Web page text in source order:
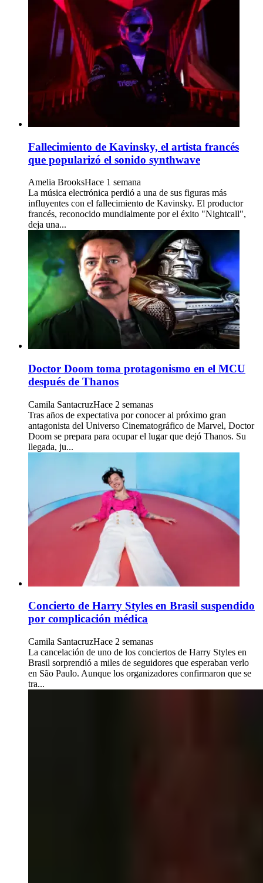
Fallecimiento de Kavinsky, el artista francés
que popularizó el sonido synthwave
Amelia BrooksHace 1 semana
La música electrónica perdió a una de sus figuras más
influyentes con el fallecimiento de Kavinsky. El productor
francés, reconocido mundialmente por el éxito "Nightcall",
deja una...
Doctor Doom toma protagonismo en el MCU
después de Thanos
Camila SantacruzHace 2 semanas
Tras años de expectativa por conocer al próximo gran
antagonista del Universo Cinematográfico de Marvel, Doctor
Doom se prepara para ocupar el lugar que dejó Thanos. Su
llegada, ju...
Concierto de Harry Styles en Brasil suspendido
por complicación médica
Camila SantacruzHace 2 semanas
La cancelación de uno de los conciertos de Harry Styles en
Brasil sorprendió a miles de seguidores que esperaban verlo
en São Paulo. Aunque los organizadores confirmaron que se
tra...